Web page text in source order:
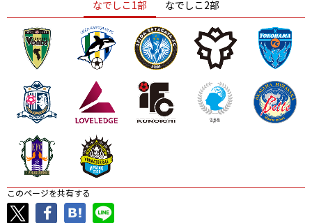
ニッパツ 名古屋 静岡 愛媛Ｌ
なでしこ1部 なでしこ2部
このページを共有する